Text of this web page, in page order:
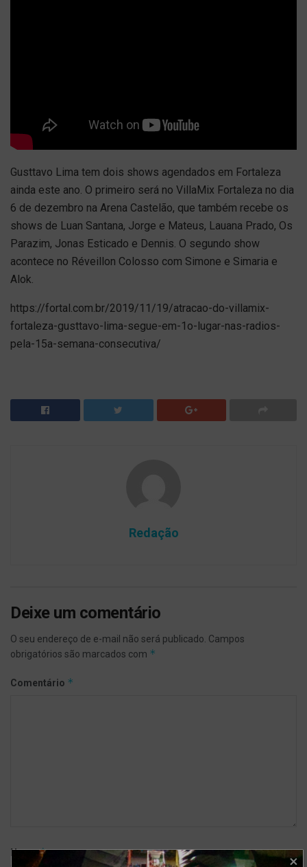
Gusttavo Lima tem dois shows agendados em Fortaleza
ainda este ano. O primeiro será no VillaMix Fortaleza no dia
6 de dezembro na Arena Castelão, que também recebe os
shows de Luan Santana, Jorge e Mateus, Lauana Prado, Os
Parazim, Jonas Esticado e Dennis. O segundo show
acontece no Réveillon Colosso com Simone e Simaria e
Alok.
https://fortal.com.br/2019/11/19/atracao-do-villamix-
fortaleza-gusttavo-lima-segue-em-1o-lugar-nas-radios-
pela-15a-semana-consecutiva/
Redação
Deixe um comentário
O seu endereço de e-mail não será publicado. Campos
obrigatórios são marcados com *
Comentário *
Nome*